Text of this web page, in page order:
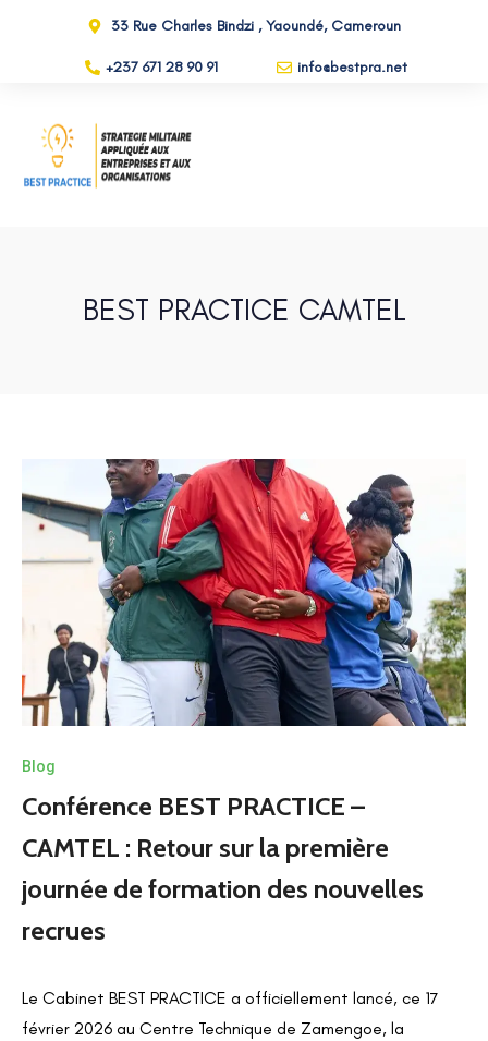
33 Rue Charles Bindzi , Yaoundé, Cameroun
+237 671 28 90 91 info@bestpra.net
BEST PRACTICE CAMTEL
Blog
Conférence BEST PRACTICE –
CAMTEL : Retour sur la première
journée de formation des nouvelles
recrues
Le Cabinet BEST PRACTICE a officiellement lancé, ce 17
février 2026 au Centre Technique de Zamengoe, la